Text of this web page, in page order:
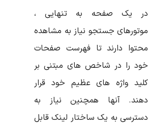
یک صفحه به تنهایی ،
جستجو نیاز به مشاهده
دارند تا فهرست صفحات
را در شاخص های مبتنی بر
واژه های عظیم خود قرار
آنها همچنین نیاز به
به یک ساختار لینک قابل